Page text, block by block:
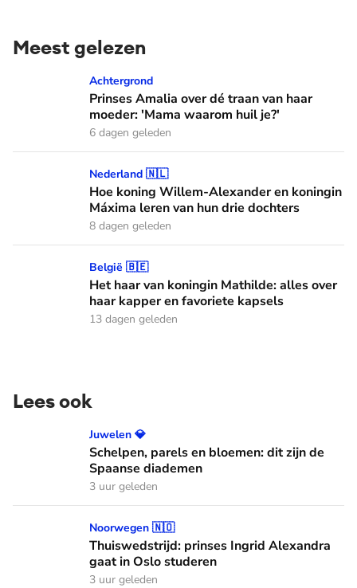
Meest gelezen
Prinses Amalia over dé traan van haar moeder: 'Mama
Achtergrond
Prinses Amalia over dé traan van haar
moeder: 'Mama waarom huil je?'
6 dagen geleden
Hoe koning Willem-Alexander en koningin Máxima leren
Nederland 🇳🇱
Hoe koning Willem-Alexander en koningin
Máxima leren van hun drie dochters
8 dagen geleden
Het haar van koningin Mathilde: alles over haar kapper en
België 🇧🇪
Het haar van koningin Mathilde: alles over
haar kapper en favoriete kapsels
13 dagen geleden
Lees ook
Schelpen, parels en bloemen: dit zijn de Spaanse diademen
Juwelen 💎
Schelpen, parels en bloemen: dit zijn de
Spaanse diademen
3 uur geleden
Thuiswedstrijd: prinses Ingrid Alexandra gaat in Oslo
Noorwegen 🇳🇴
Thuiswedstrijd: prinses Ingrid Alexandra
gaat in Oslo studeren
3 uur geleden